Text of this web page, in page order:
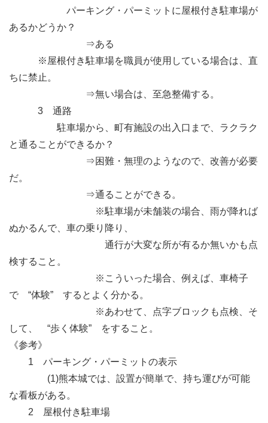
パーキング・パーミットに屋根付き駐車場が
あるかどうか？
⇒ある
※屋根付き駐車場を職員が使用している場合は、直
ちに禁止。
⇒無い場合は、至急整備する。
3 通路
駐車場から、町有施設の出入口まで、ラクラク
と通ることができるか？
⇒困難・無理のようなので、改善が必要
だ。
⇒通ることができる。
※駐車場が未舗装の場合、雨が降れば
ぬかるんで、車の乗り降り、
通行が大変な所が有るか無いかも点
検すること。
※こういった場合、例えば、車椅子
で “体験” するとよく分かる。
※あわせて、点字ブロックも点検、そ
して、 “歩く体験” をすること。
《参考》
1 パーキング・パーミットの表示
(1)熊本城では、設置が簡単で、持ち運びが可能
な看板がある。
2 屋根付き駐車場